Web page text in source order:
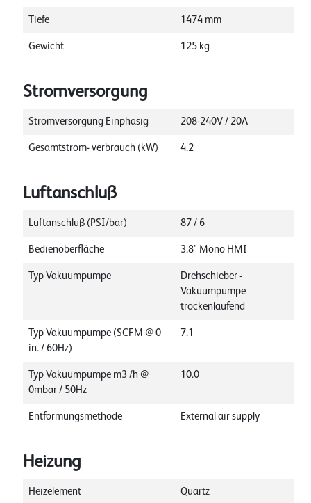
Tiefe 1474 mm
Gewicht 125 kg
Stromversorgung
Stromversorgung Einphasig 208-240V / 20A
Gesamtstrom- verbrauch (kW) 4.2
Luftanschluß
Luftanschluß (PSI/bar) 87 / 6
Bedienoberfläche 3.8" Mono HMI
Typ Vakuumpumpe
Drehschieber -
Vakuumpumpe
trockenlaufend
Typ Vakuumpumpe (SCFM @ 0
in. / 60Hz)
7.1
Typ Vakuumpumpe m3 /h @
0mbar / 50Hz
10.0
Entformungsmethode External air supply
Heizung
Heizelement Quartz